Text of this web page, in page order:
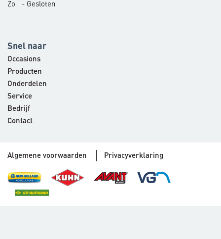
Zo - Gesloten
Snel naar
Occasions
Producten
Onderdelen
Service
Bedrijf
Contact
Algemene voorwaarden Privacyverklaring